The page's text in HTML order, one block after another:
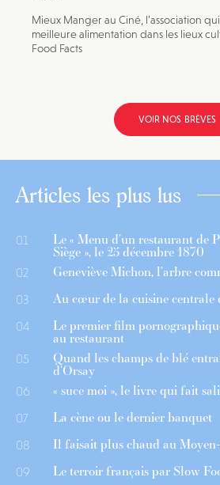
Mieux Manger au Ciné, l’association
meilleure alimentation dans les lieux
Food Facts
VOIR NOS BRÈVES
Articles les plus lus
01 Le « Menu d’un restaurant de
Siège », le 25 décembre 1870
02 Geneviève Michon, l’arbre
03 Au cœur de la cuisine centrale
04 Le premier film
au restaurant
05 Quand les champs de blé
d’Orsay
06 « suce moi », le livre qui fait
07 La cène ou le dernier banquet
08 Il faisait plus chaud au
09 Le terroir français par Slow